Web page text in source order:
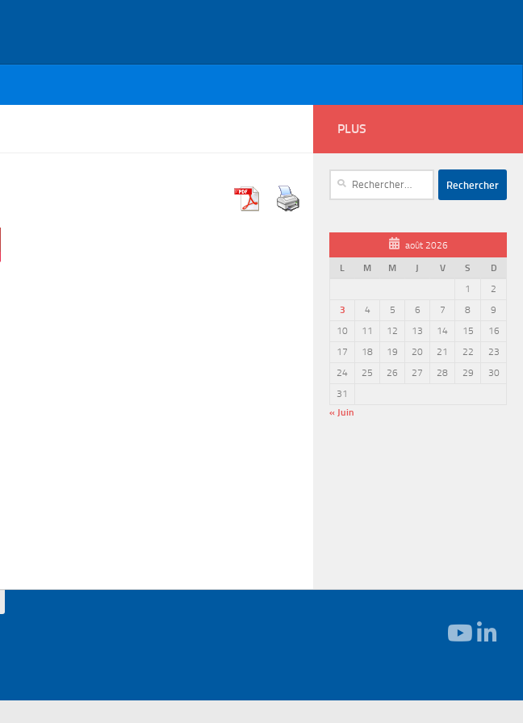
PLUS
août 2026
L
M M J V S
D
1
2
3
4 5 6 7 8
9
10
11 12 13 14 15
16
17
18 19 20 21 22
23
24
25 26 27 28 29
30
31
« Juin